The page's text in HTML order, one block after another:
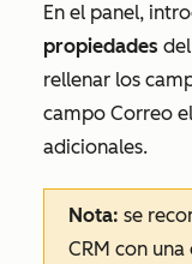
En el panel,
propiedades
rellenar los
campo Correo
adicionales.
Nota: se
CRM con